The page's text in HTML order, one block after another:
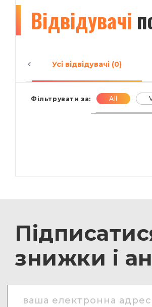
Відвідувачі
Усі відвідувачі (0)
Фільтрувати за: All
знижки і